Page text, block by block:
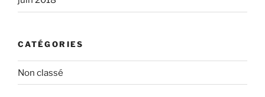
CATÉGORIES
Non classé